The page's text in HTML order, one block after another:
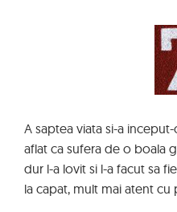
A saptea viata si-a
aflat ca sufera de o boala
dur l-a lovit si l-a facut sa
la capat, mult mai atent cu